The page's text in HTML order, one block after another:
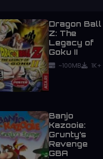
Dragon Ball
Z: The
Legacy of
Goku II
~100MB 1K+
Banjo
Kazooie:
Grunty’s
Revenge
GBA